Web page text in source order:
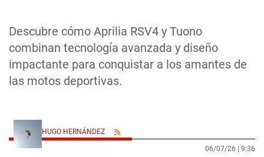
Descubre cómo Aprilia RSV4 y Tuono
combinan tecnología avanzada y diseño
impactante para conquistar a los amantes de
las motos deportivas.
HUGO HERNÁNDEZ
06/07/26 | 9:36